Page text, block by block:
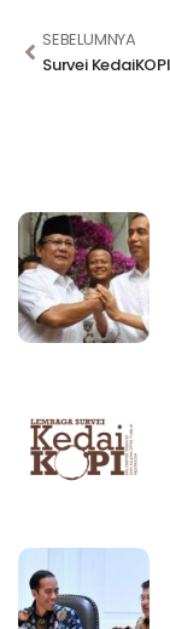
SEBELUMNYA